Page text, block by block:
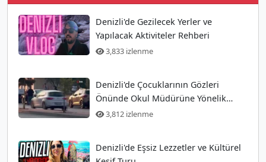
Denizli'de Gezilecek Yerler ve
Yapılacak Aktiviteler Rehberi
3,833 izlenme
Denizli'de Çocuklarının Gözleri
Önünde Okul Müdürüne Yönelik
Silahlı Saldırı Gerçekleşti
3,812 izlenme
Denizli'de Eşsiz Lezzetler ve Kültürel